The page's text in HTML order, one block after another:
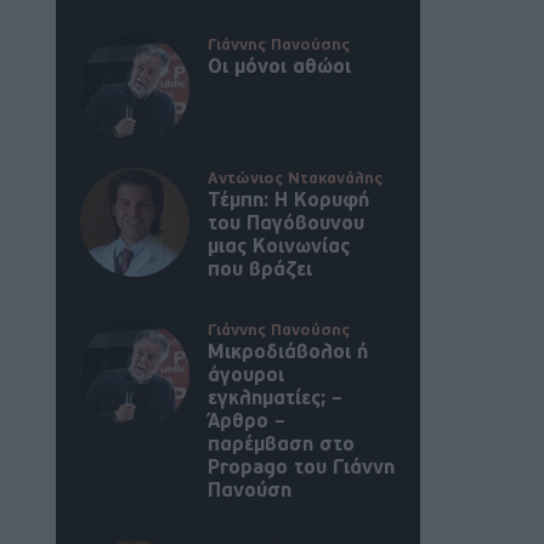
Γιάννης Πανούσης
Οι μόνοι αθώοι
Αντώνιος Ντακανάλης
Τέμπη: Η Κορυφή
του Παγόβουνου
μιας Κοινωνίας
που βράζει
Γιάννης Πανούσης
Μικροδιάβολοι ή
άγουροι
εγκληματίες; –
Άρθρο –
παρέμβαση στο
Propago του Γιάννη
Πανούση